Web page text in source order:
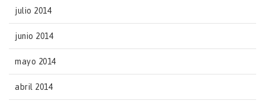
julio 2014
junio 2014
mayo 2014
abril 2014